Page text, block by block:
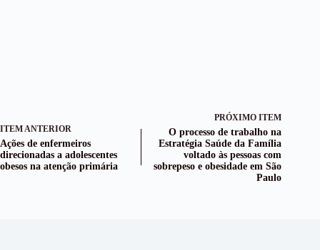
ITEM ANTERIOR
Ações de enfermeiros
direcionadas a adolescentes
obesos na atenção primária
PRÓXIMO ITEM
O processo de trabalho na
Estratégia Saúde da Família
voltado às pessoas com
sobrepeso e obesidade em São
Paulo